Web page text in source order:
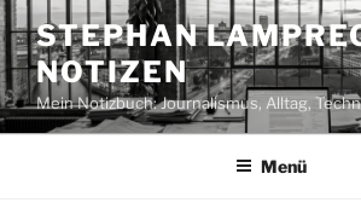
Zum
Inhalt
springen
STEPHAN
NOTIZEN
Mein Notizbuch: Journalismus, Alltag,
Menü